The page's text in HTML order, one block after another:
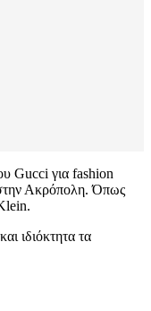
Gucci για fashion
Ακρόπολη. Όπως
ιδιόκτητα τα